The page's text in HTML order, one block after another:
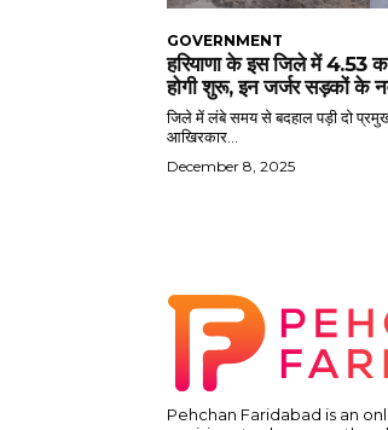
GOVERNMENT
हरियाणा के इस जिले में 4.53
होगी शुरू, इन जर्जर सड़कों के
जिले में लंबे समय से बदहाल पड़ी दो प्रमुख
आखिरकार...
December 8, 2025
Pehchan Faridabad is an